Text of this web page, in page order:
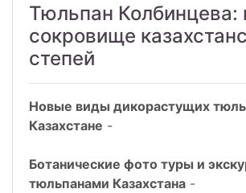
Тюльпан Колбинцева:
сокровище
степей
Новые виды дикорастущих
Казахстане -
Ботанические фото туры и
тюльпанами Казахстана -